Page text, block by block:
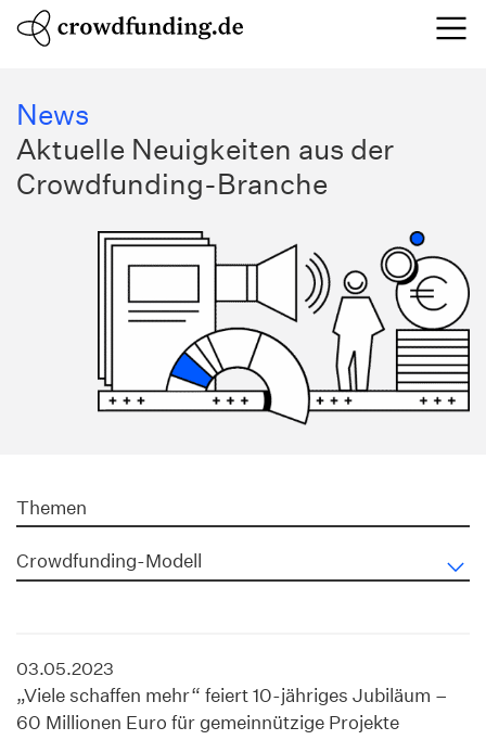
News
Aktuelle Neuigkeiten aus der
Crowdfunding-Branche
Themen
Crowdfunding-Modell
03.05.2023
„Viele schaffen mehr“ feiert 10-jähriges Jubiläum –
60 Millionen Euro für gemeinnützige Projekte